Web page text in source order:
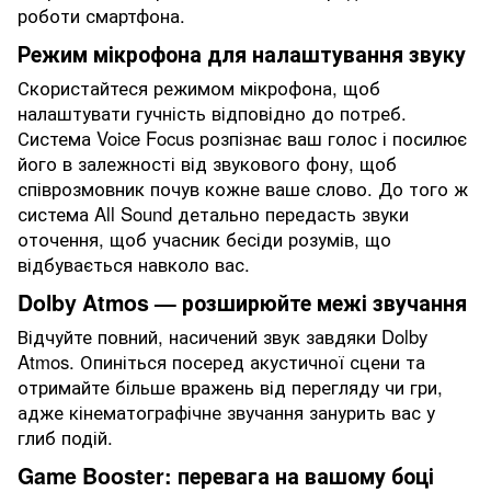
роботи смартфона.
Режим мікрофона для налаштування звуку
Скористайтеся режимом мікрофона, щоб
налаштувати гучність відповідно до потреб.
Система Voice Focus розпізнає ваш голос і посилює
його в залежності від звукового фону, щоб
співрозмовник почув кожне ваше слово. До того ж
система All Sound детально передасть звуки
оточення, щоб учасник бесіди розумів, що
відбувається навколо вас.
Dolby Atmos — розширюйте межі звучання
Відчуйте повний, насичений звук завдяки Dolby
Atmos. Опиніться посеред акустичної сцени та
отримайте більше вражень від перегляду чи гри,
адже кінематографічне звучання занурить вас у
глиб подій.
Game Booster: перевага на вашому боці